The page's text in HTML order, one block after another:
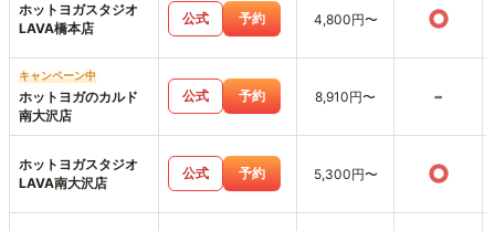
ホットヨガスタジオ
LAVA橋本店
公式 予約 4,800円〜 ○
キャンペーン中
ホットヨガのカルド
南大沢店
公式 予約 8,910円〜 -
ホットヨガスタジオ
LAVA南大沢店
公式 予約 5,300円〜 ○